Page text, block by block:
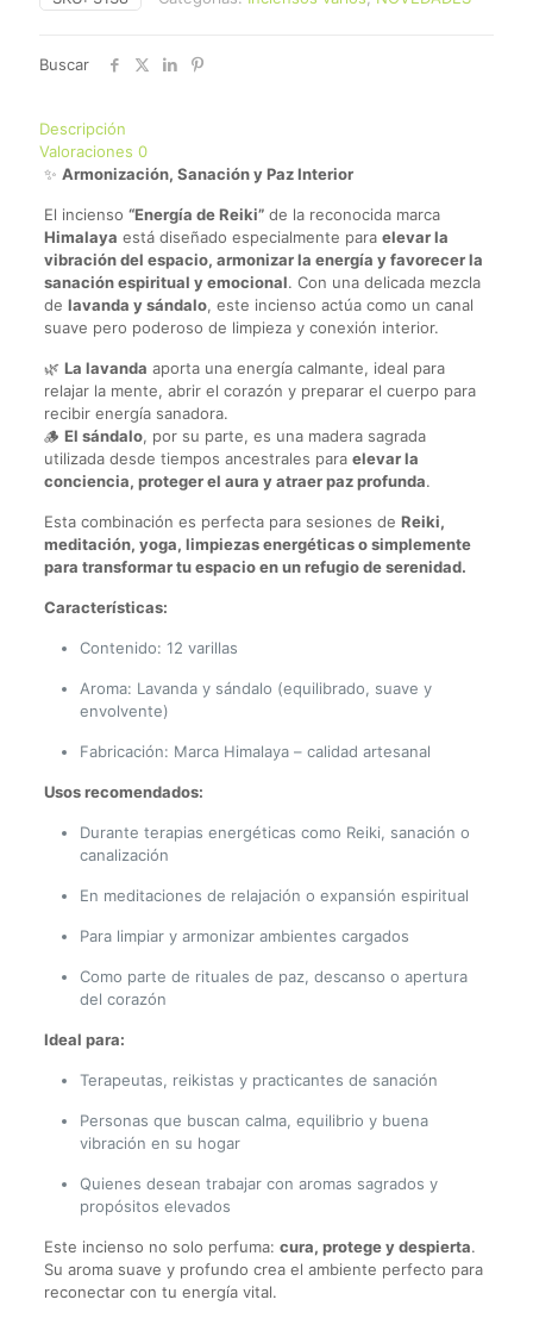
cantidad
Buscar
Descripción
Valoraciones 0
✨ Armonización, Sanación y Paz Interior
El incienso “Energía de Reiki”de la reconocida marca
Himalaya está diseñado especialmente para elevar la
vibración del espacio, armonizar la energía y favorecer la
sanación espiritual y emocional. Con una delicada mezcla
de lavanda y sándalo, este incienso actúa como un canal
suave pero poderoso de limpieza y conexión interior.
🌿 La lavanda aporta una energía calmante, ideal para
relajar la mente, abrir el corazón y preparar el cuerpo para
recibir energía sanadora.
🪵 El sándalo, por su parte, es una madera sagrada
utilizada desde tiempos ancestrales para elevar la
conciencia, proteger el aura y atraer paz profunda.
Esta combinación es perfecta para sesiones de Reiki,
meditación, yoga, limpiezas energéticas o simplemente
para transformar tu espacio en un refugio de serenidad.
Características:
Contenido: 12 varillas
Aroma: Lavanda y sándalo (equilibrado, suave y
envolvente)
Fabricación: Marca Himalaya – calidad artesanal
Usos recomendados:
Durante terapias energéticas como Reiki, sanación o
canalización
En meditaciones de relajación o expansión espiritual
Para limpiar y armonizar ambientes cargados
Como parte de rituales de paz, descanso o apertura
del corazón
Ideal para:
Terapeutas, reikistas y practicantes de sanación
Personas que buscan calma, equilibrio y buena
vibración en su hogar
Quienes desean trabajar con aromas sagrados y
propósitos elevados
Este incienso no solo perfuma: cura, protege y despierta.
Su aroma suave y profundo crea el ambiente perfecto para
reconectar con tu energía vital.